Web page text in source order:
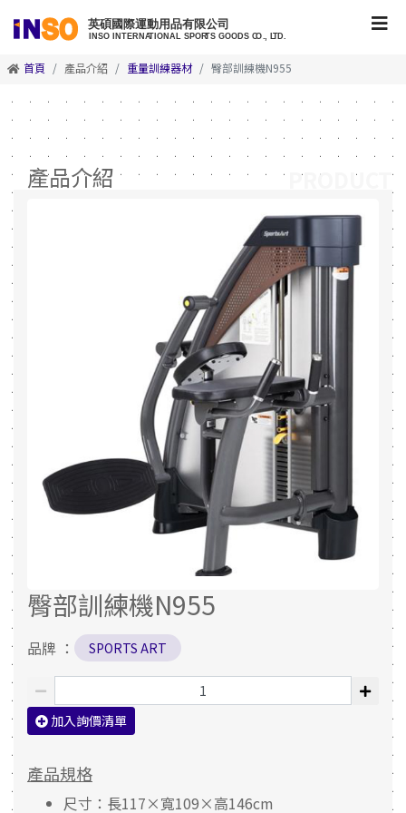
首頁 產品介紹 重量訓練器材 臀部訓練機N955
產品介紹
臀部訓練機N955
品牌 ： SPORTS ART
加入詢價清單
產品規格
尺寸：長117×寬109×高146cm
PRODUCT